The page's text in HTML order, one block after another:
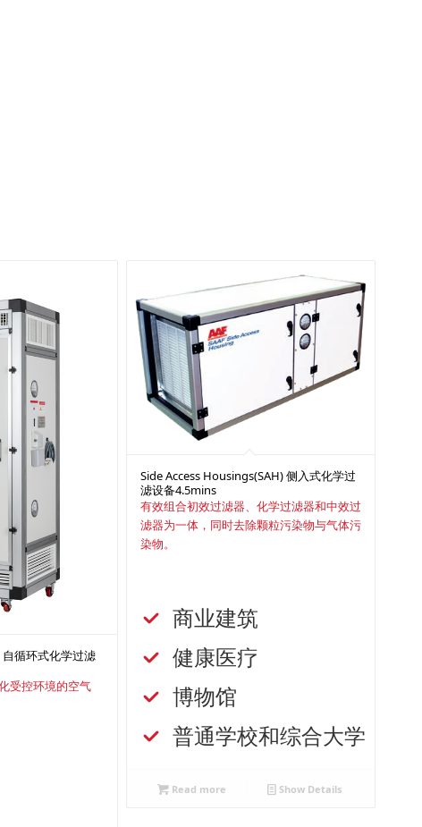
数据中心
医院
纸浆厂
污水
循环式化学过滤
受控环境的空气
医院
Side Access Housings(SAH) 侧入式化学过
滤设备4.5mins
有效组合初效过滤器、化学过滤器和中效过
滤器为一体，同时去除颗粒污染物与气体污
染物。
商业建筑
健康医疗
博物馆
普通学校和综合大学
Read more Show Details